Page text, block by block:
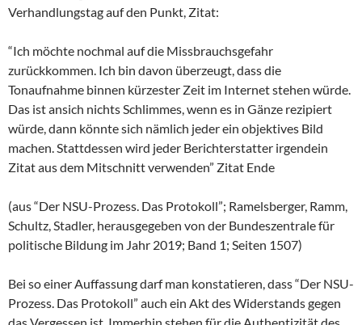
Verhandlungstag auf den Punkt, Zitat:
“Ich möchte nochmal auf die Missbrauchsgefahr
zurückkommen. Ich bin davon überzeugt, dass die
Tonaufnahme binnen kürzester Zeit im Internet stehen würde.
Das ist ansich nichts Schlimmes, wenn es in Gänze rezipiert
würde, dann könnte sich nämlich jeder ein objektives Bild
machen. Stattdessen wird jeder Berichterstatter irgendein
Zitat aus dem Mitschnitt verwenden” Zitat Ende
(aus “Der NSU-Prozess. Das Protokoll”; Ramelsberger, Ramm,
Schultz, Stadler, herausgegeben von der Bundeszentrale für
politische Bildung im Jahr 2019; Band 1; Seiten 1507)
Bei so einer Auffassung darf man konstatieren, dass “Der NSU-
Prozess. Das Protokoll” auch ein Akt des Widerstands gegen